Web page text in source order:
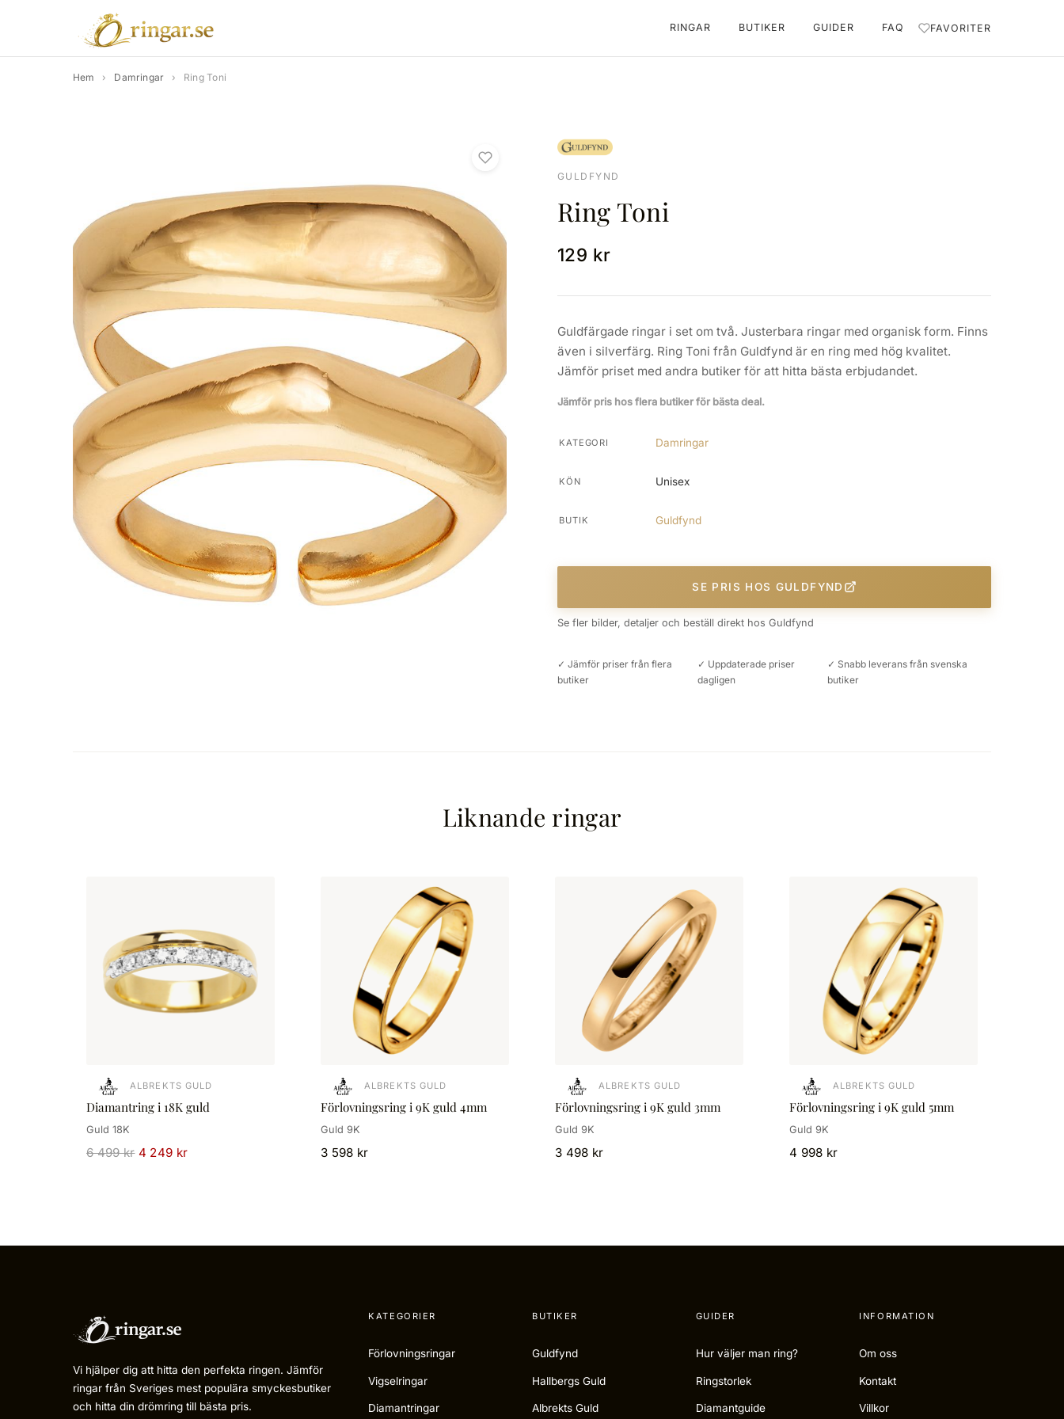
RINGAR BUTIKER GUIDER FAQ FAVORITER
Hem › Damringar › Ring Toni
GULDFYND
Ring Toni
129 kr
Guldfärgade ringar i set om två. Justerbara ringar med organisk form. Finns
även i silverfärg. Ring Toni från Guldfynd är en ring med hög kvalitet.
Jämför priset med andra butiker för att hitta bästa erbjudandet.
Jämför pris hos flera butiker för bästa deal.
KATEGORI Damringar
KÖN Unisex
BUTIK Guldfynd
SE PRIS HOS GULDFYND
Se fler bilder, detaljer och beställ direkt hos Guldfynd
✓ Jämför priser från flera
butiker
✓ Uppdaterade priser
dagligen
✓ Snabb leverans från svenska
butiker
Liknande ringar
ALBREKTS GULD
Diamantring i 18K guld
Guld 18K
6 499 kr 4 249 kr
ALBREKTS GULD
Förlovningsring i 9K guld 4mm
Guld 9K
3 598 kr
ALBREKTS GULD
Förlovningsring i 9K guld 3mm
Guld 9K
3 498 kr
ALBREKTS GULD
Förlovningsring i 9K guld 5mm
Guld 9K
4 998 kr
Vi hjälper dig att hitta den perfekta ringen. Jämför
ringar från Sveriges mest populära smyckesbutiker
och hitta din drömring till bästa pris.
KATEGORIER
Förlovningsringar
Vigselringar
Diamantringar
BUTIKER
Guldfynd
Hallbergs Guld
Albrekts Guld
GUIDER
Hur väljer man ring?
Ringstorlek
Diamantguide
INFORMATION
Om oss
Kontakt
Villkor